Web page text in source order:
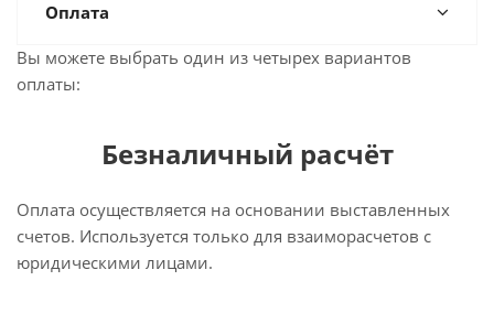
Оплата
Вы можете выбрать один из четырех вариантов
оплаты:
Безналичный расчёт
Оплата осуществляется на основании выставленных
счетов. Используется только для взаиморасчетов с
юридическими лицами.